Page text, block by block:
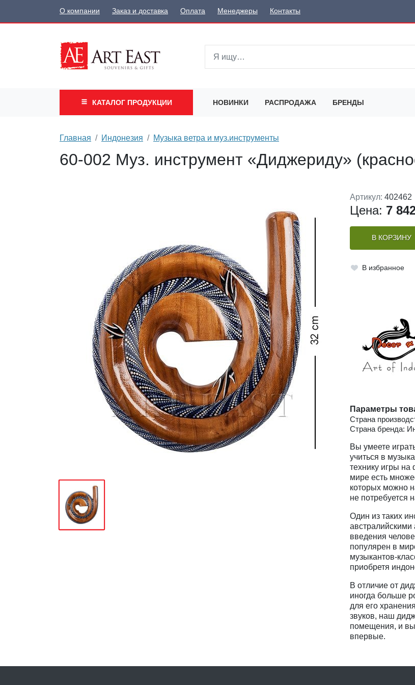
О компании Заказ и доставка Оплата Менеджеры Контакты
КАТАЛОГ ПРОДУКЦИИ НОВИНКИ РАСПРОДАЖА БРЕНДЫ
Главная Индонезия Музыка ветра и муз.инструменты
60-002 Муз. инструмент «Диджериду»
Артикул: 402462
Цена: 7
В КОРЗИНУ
В избранное
Параметры
Страна
Страна бренда:
Вы умеете
учиться в
технику игры на
мире есть
которых можно
не потребуется
Один из таких
австралийскими
введения
популярен в
музыкантов-
приобретя
В отличие от
иногда больше
для его
звуков, наш
помещения, и
впервые.